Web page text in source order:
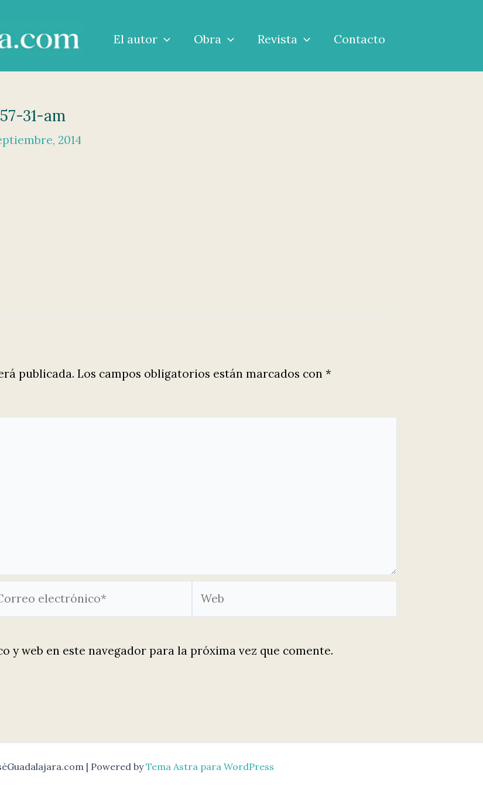
El autor Obra Revista Contacto
31-am
2014
publicada. Los campos obligatorios están marcados con *
y web en este navegador para la próxima vez que comente.
| Powered byTema Astra para WordPress